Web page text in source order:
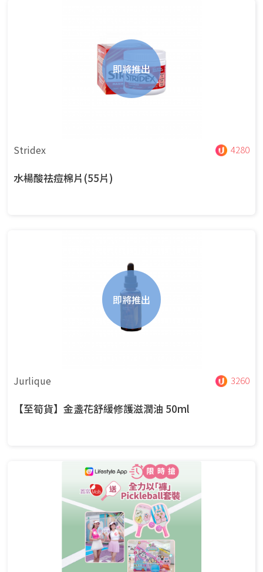
即將推出
Stridex 4280
水楊酸祛痘棉片(55片)
即將推出
Jurlique 3260
【至筍貨】金盞花舒緩修護滋潤油 50ml